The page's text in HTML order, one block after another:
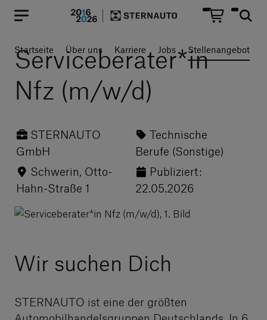
Hauptregion der Seite
Startseite Über uns Karriere Jobs Stellenangebot
Serviceberater*in
Nfz (m/w/d)
STERNAUTO
GmbH
Schwerin, Otto-
Hahn-Straße 1
Technische
Berufe (Sonstige)
Publiziert:
22.05.2026
Wir suchen Dich
STERNAUTO ist eine der größten